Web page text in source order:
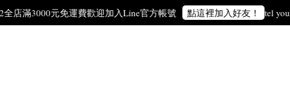
3000元免運費歡迎加入Line官方帳號 點這裡加入好友！ tel you 10週